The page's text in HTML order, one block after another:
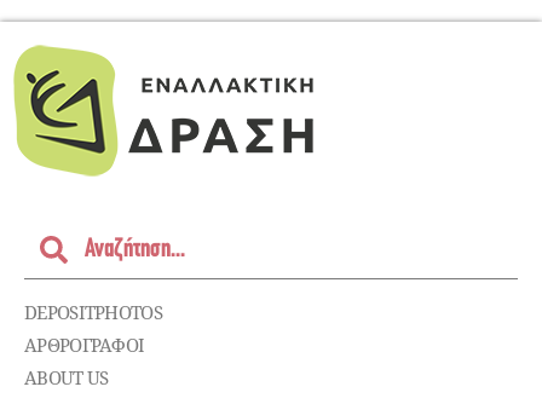
DEPOSITPHOTOS
ΑΡΘΡΟΓΡΑΦΟΙ
ABOUT US